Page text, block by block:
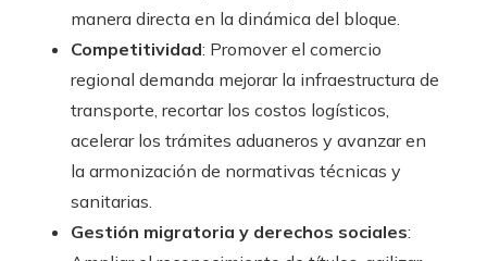
manera directa en la dinámica del bloque.
Competitividad: Promover el comercio
regional demanda mejorar la infraestructura de
transporte, recortar los costos logísticos,
acelerar los trámites aduaneros y avanzar en
la armonización de normativas técnicas y
sanitarias.
Gestión migratoria y derechos sociales: